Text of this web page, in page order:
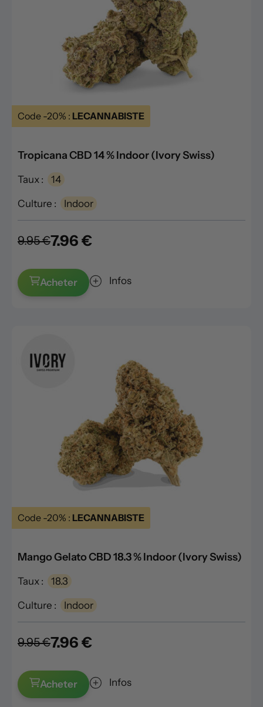
Code -20% : LECANNABISTE
Tropicana CBD 14 % Indoor (Ivory Swiss)
Taux : 14
Culture : Indoor
9.95 €7.96 €
Acheter Infos
Code -20% : LECANNABISTE
Mango Gelato CBD 18.3 % Indoor (Ivory Swiss)
Taux : 18.3
Culture : Indoor
9.95 €7.96 €
Acheter Infos